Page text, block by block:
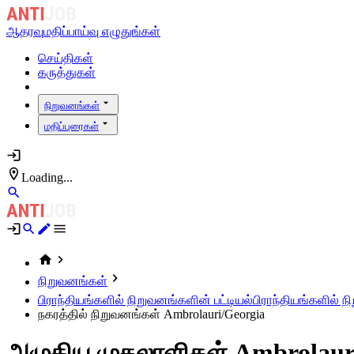
ஆதரவுமதிப்பாய்வு எழுதுங்கள்
செய்திகள்
கருத்துகள்
நிறுவனங்கள்
மதிப்புரைகள்
Loading...
நிறுவனங்கள்
பிராந்தியங்களில் நிறுவனங்களின் பட்டியல்பிராந்தியங்களில்
நகரத்தில் நிறுவனங்கள் Ambrolauri/Georgia